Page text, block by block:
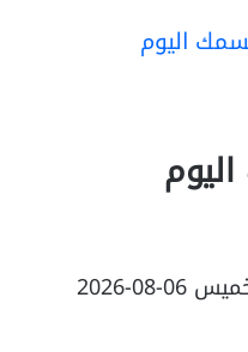
اليوم
2026